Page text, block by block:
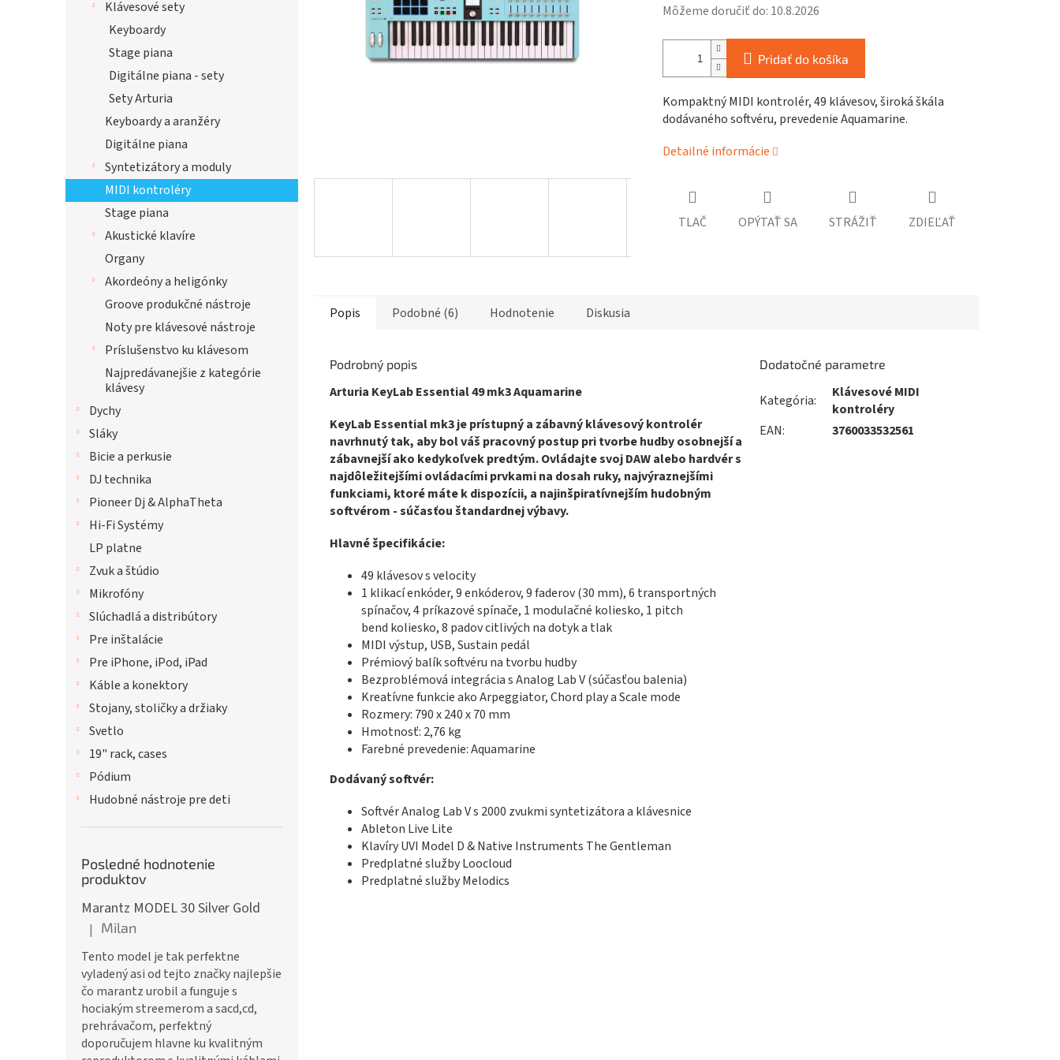
Klávesové sety
Keyboardy
Stage piana
Digitálne piana - sety
Sety Arturia
Keyboardy a aranžéry
Digitálne piana
Syntetizátory a moduly
MIDI kontroléry
Stage piana
Akustické klavíre
Organy
Akordeóny a heligónky
Groove produkčné nástroje
Noty pre klávesové nástroje
Príslušenstvo ku klávesom
Najpredávanejšie z kategórie
klávesy
Dychy
Sláky
Bicie a perkusie
DJ technika
Pioneer Dj & AlphaTheta
Hi-Fi Systémy
LP platne
Zvuk a štúdio
Mikrofóny
Slúchadlá a distribútory
Pre inštalácie
Pre iPhone, iPod, iPad
Káble a konektory
Stojany, stoličky a držiaky
Svetlo
19" rack, cases
Pódium
Hudobné nástroje pre deti
Posledné hodnotenie
produktov
Marantz MODEL 30 Silver Gold
Hodnotenie produktu je 5 z 5 hviezdičiek.
| Milan
Tento model je tak perfektne
vyladený asi od tejto značky najlepšie
čo marantz urobil a funguje s
hociakým streemerom a sacd,cd,
prehrávačom, perfektný
doporučujem hlavne ku kvalitným
hviezdičiek.
Môžeme doručiť do: 10.8.2026
Pridať do košíka
Kompaktný MIDI kontrolér, 49 klávesov, široká škála
dodávaného softvéru, prevedenie Aquamarine.
Detailné informácie
TLAČ OPÝTAŤ SA STRÁŽIŤ ZDIEĽAŤ
Popis Podobné (6) Hodnotenie Diskusia
Podrobný popis
Arturia KeyLab Essential 49 mk3 Aquamarine
KeyLab Essential mk3 je prístupný a zábavný klávesový kontrolér
navrhnutý tak, aby bol váš pracovný postup pri tvorbe hudby osobnejší a
zábavnejší ako kedykoľvek predtým. Ovládajte svoj DAW alebo hardvér s
najdôležitejšími ovládacími prvkami na dosah ruky, najvýraznejšími
funkciami, ktoré máte k dispozícii, a najinšpiratívnejším hudobným
softvérom - súčasťou štandardnej výbavy.
Hlavné špecifikácie:
49 klávesov s velocity
1 klikací enkóder, 9 enkóderov, 9 faderov (30 mm), 6 transportných
spínačov, 4 príkazové spínače, 1 modulačné koliesko, 1 pitch
bend koliesko, 8 padov citlivých na dotyk a tlak
MIDI výstup, USB, Sustain pedál
Prémiový balík softvéru na tvorbu hudby
Bezproblémová integrácia s Analog Lab V (súčasťou balenia)
Kreatívne funkcie ako Arpeggiator, Chord play a Scale mode
Rozmery: 790 x 240 x 70 mm
Hmotnosť: 2,76 kg
Farebné prevedenie: Aquamarine
Dodávaný softvér:
Softvér Analog Lab V s 2000 zvukmi syntetizátora a klávesnice
Ableton Live Lite
Klavíry UVI Model D & Native Instruments The Gentleman
Predplatné služby Loocloud
Predplatné služby Melodics
Dodatočné parametre
Kategória:
Klávesové MIDI
kontroléry
EAN: 3760033532561